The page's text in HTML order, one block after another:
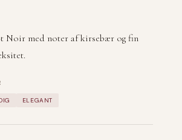
Noir med noter af kirsebær og fin
ELEGANT